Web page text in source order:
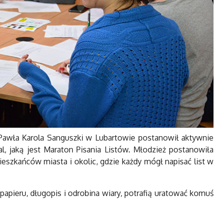
Karola Sanguszki w Lubartowie postanowił aktywnie
jaką jest Maraton Pisania Listów. Młodzież postanowiła
miasta i okolic, gdzie każdy mógł napisać list w
długopis i odrobina wiary, potrafią uratować komuś